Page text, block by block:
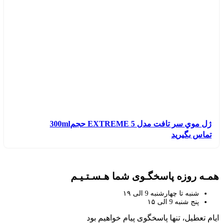
ژل موي سر تافت مدل EXTREME 5 حجم300ml
تماس بگیرید
همـه روزه پاسخگـوی شما هـسـتـیـم
شنبه تا چهارشنبه 9 الی ۱۹
پنج شنبه 9 الی ۱۵
ایام تعطیل، تنها پاسخگوی پیام خواهیم بود